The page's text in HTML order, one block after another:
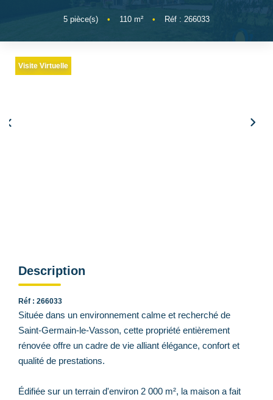
NOTRE AGENCE
5 pièce(s) • 110 m² • Réf : 266033
Visite Virtuelle
Description
Réf : 266033
Située dans un environnement calme et recherché de
Saint-Germain-le-Vasson, cette propriété entièrement
rénovée offre un cadre de vie alliant élégance, confort et
qualité de prestations.
Édifiée sur un terrain d'environ 2 000 m², la maison a fait